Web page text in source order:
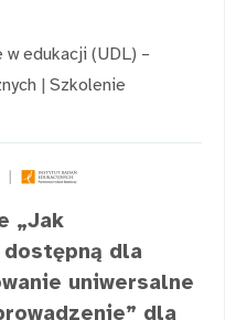
edukacji (UDL) –
| Szkolenie
„Jak
dla
uniwersalne
dla